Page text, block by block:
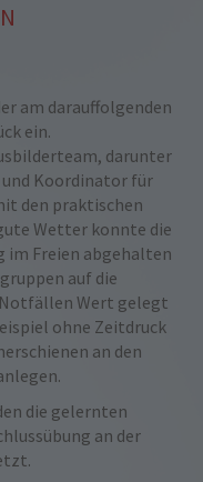
am darauffolgenden
ein.
darunter
und Koordinator für
den praktischen
Wetter konnte die
im Freien abgehalten
auf die
Wert gelegt
ohne Zeitdruck
an den
die gelernten
an der